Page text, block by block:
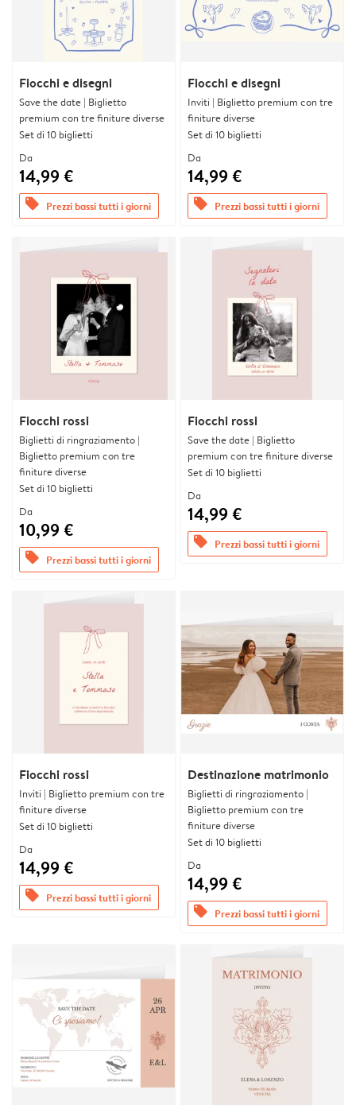
Fiocchi e disegni
Save the date | Biglietto
premium con tre finiture diverse
Set di 10 biglietti
Da
14,99 €
offers Prezzi bassi tutti i giorni
Fiocchi e disegni
Inviti | Biglietto premium con tre
finiture diverse
Set di 10 biglietti
Da
14,99 €
offers Prezzi bassi tutti i giorni
Fiocchi rossi
Biglietti di ringraziamento |
Biglietto premium con tre
finiture diverse
Set di 10 biglietti
Da
10,99 €
offers Prezzi bassi tutti i giorni
Fiocchi rossi
Save the date | Biglietto
premium con tre finiture diverse
Set di 10 biglietti
Da
14,99 €
offers Prezzi bassi tutti i giorni
Fiocchi rossi
Inviti | Biglietto premium con tre
finiture diverse
Set di 10 biglietti
Da
14,99 €
offers Prezzi bassi tutti i giorni
Destinazione matrimonio
Biglietti di ringraziamento |
Biglietto premium con tre
finiture diverse
Set di 10 biglietti
Da
14,99 €
offers Prezzi bassi tutti i giorni